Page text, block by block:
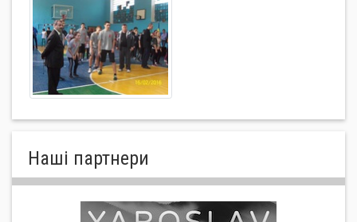
Нашi партнери